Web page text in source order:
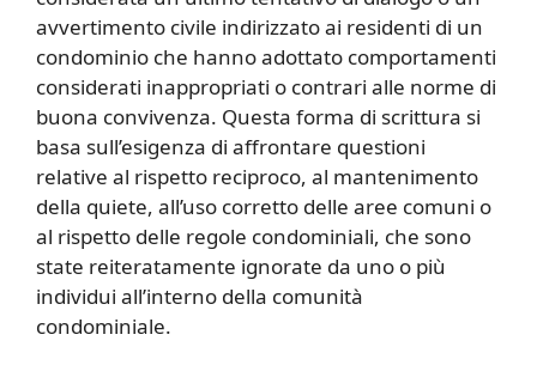
avvertimento civile indirizzato ai residenti di un
condominio che hanno adottato comportamenti
considerati inappropriati o contrari alle norme di
buona convivenza. Questa forma di scrittura si
basa sull’esigenza di affrontare questioni
relative al rispetto reciproco, al mantenimento
della quiete, all’uso corretto delle aree comuni o
al rispetto delle regole condominiali, che sono
state reiteratamente ignorate da uno o più
individui all’interno della comunità
condominiale.